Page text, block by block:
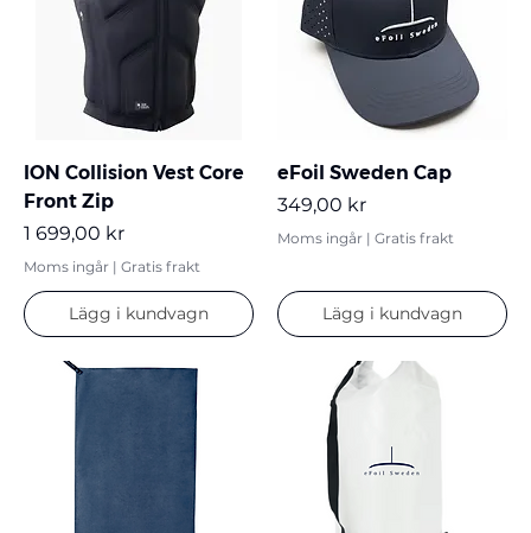
ION Collision Vest Core
Front Zip
Pris
1 699,00 kr
Moms ingår | Gratis frakt
Lägg i kundvagn
eFoil Sweden Cap
Pris
349,00 kr
Moms ingår | Gratis frakt
Lägg i kundvagn